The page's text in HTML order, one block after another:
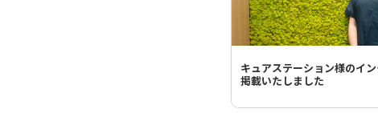
キュアステーション様のイ
掲載いたしました